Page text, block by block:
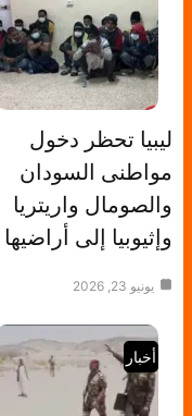
ليبيا تحظر دخول
مواطنى السودان
والصومال واريتريا
وإثيوبيا إلى أراضيها
يونيو 23, 2026
أخبار